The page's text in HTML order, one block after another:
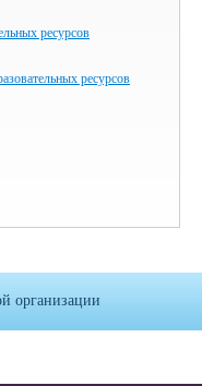
ресурсов
ресурсов
организации